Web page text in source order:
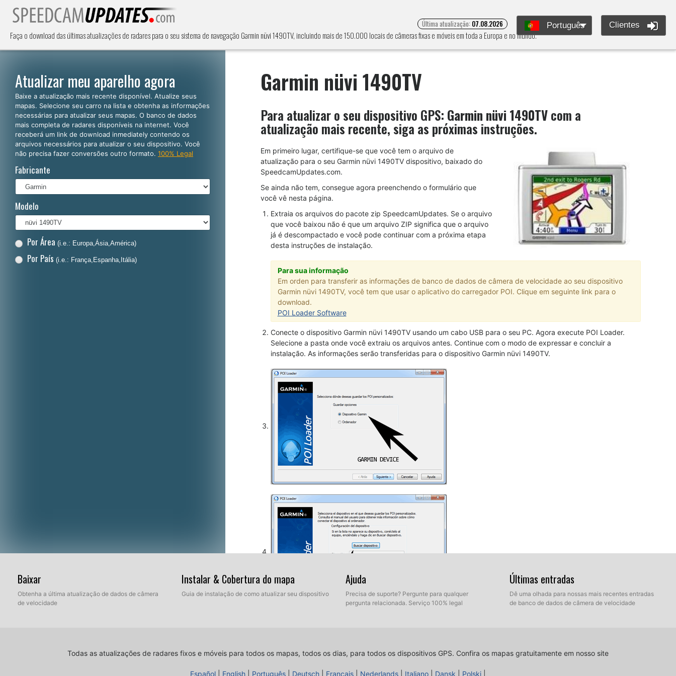
Faça o download das últimas atualizações de radares para o seu sistema de navegação Garmin nüvi 1490TV, incluindo mais de 150.000 locais de câmeras fixas e móveis em toda a Europa e no mundo.
Última atualização: 07.08.2026 Português Clientes
Atualizar meu aparelho agora
Baixe a atualização mais recente disponível. Atualize seus
mapas. Selecione seu carro na lista e obtenha as informações
necessárias para atualizar seus mapas. O banco de dados
mais completa de radares disponíveis na internet. Você
receberá um link de download inmediately contendo os
arquivos necessários para atualizar o seu dispositivo. Você
não precisa fazer conversões outro formato. 100% Legal
Fabricante
Modelo
Por Área (i.e.: Europa,Ásia,América)
Por País (i.e.: França,Espanha,Itália)
Garmin nüvi 1490TV
Para atualizar o seu dispositivo GPS: Garmin nüvi 1490TVcom a
atualização mais recente, siga as próximas instruções.
Em primeiro lugar, certifique-se que você tem o arquivo de
atualização para o seu Garmin nüvi 1490TV dispositivo, baixado do
SpeedcamUpdates.com.
Se ainda não tem, consegue agora preenchendo o formulário que
você vê nesta página.
Extraia os arquivos do pacote zip SpeedcamUpdates. Se o arquivo
que você baixou não é que um arquivo ZIP significa que o arquivo
já é descompactado e você pode continuar com a próxima etapa
desta instruções de instalação.
Para sua informação
Em orden para transferir as informações de banco de dados de câmera de velocidade ao seu dispositivo
Garmin nüvi 1490TV, você tem que usar o aplicativo do carregador POI. Clique em seguinte link para o
download.
POI Loader Software
Conecte o dispositivo Garmin nüvi 1490TV usando um cabo USB para o seu PC. Agora execute POI Loader.
Selecione a pasta onde você extraiu os arquivos antes. Continue com o modo de expressar e concluir a
instalação. As informações serão transferidas para o dispositivo Garmin nüvi 1490TV.
Baixar
Obtenha a última atualização de dados de câmera
de velocidade
Instalar & Cobertura do mapa
Guia de instalação de como atualizar seu dispositivo
Ajuda
Precisa de suporte? Pergunte para qualquer
pergunta relacionada. Serviço 100% legal
Últimas entradas
Dê uma olhada para nossas mais recentes entradas
de banco de dados de câmera de velocidade
Todas as atualizações de radares fixos e móveis para todos os mapas, todos os dias, para todos os dispositivos GPS. Confira os mapas gratuitamente em nosso site
Español English Português Deutsch Français Nederlands Italiano Dansk Polski